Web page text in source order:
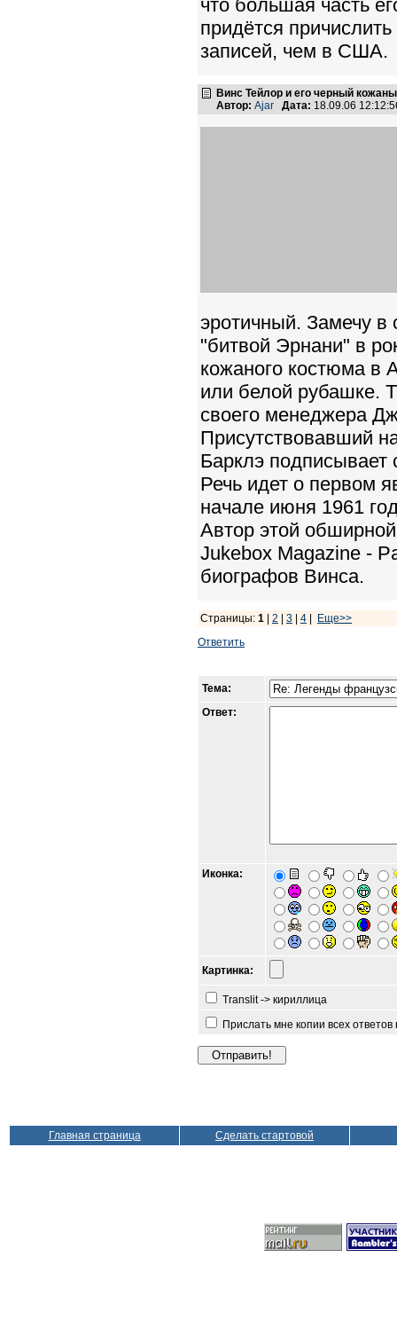
что большая часть
придётся
записей, чем в США.
Винс Тейлор и его черный
Автор: Ajar Дата: 18.09.06
эротичный. Замечу в
"битвой Эрнани" в
кожаного костюма в
или белой рубашке.
своего менеджера
Присутствовавший
Барклэ подписывает
Речь идет о первом
начале июня 1961
Автор этой
Jukebox Magazine -
биографов Винса.
Страницы: 1 2 3 4
Еще>>
Ответить
Тема:
Ответ:
Иконка:
Картинка:
Translit -> кириллица
Прислать мне копии всех
Главная страница Сделать стартовой